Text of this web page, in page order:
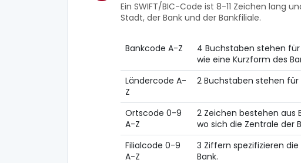
Ein SWIFT/BIC-Code ist 8-11 Zeichen lang
Stadt, der Bank und der Bankfiliale.
Bankcode A-Z
4 Buchstaben stehen für
wie eine Kurzform des
Ländercode A-
Z
2 Buchstaben stehen für
Ortscode 0-9
A-Z
2 Zeichen bestehen aus
wo sich die Zentrale der
Filialcode 0-9
A-Z
3 Ziffern spezifizieren
Bank.